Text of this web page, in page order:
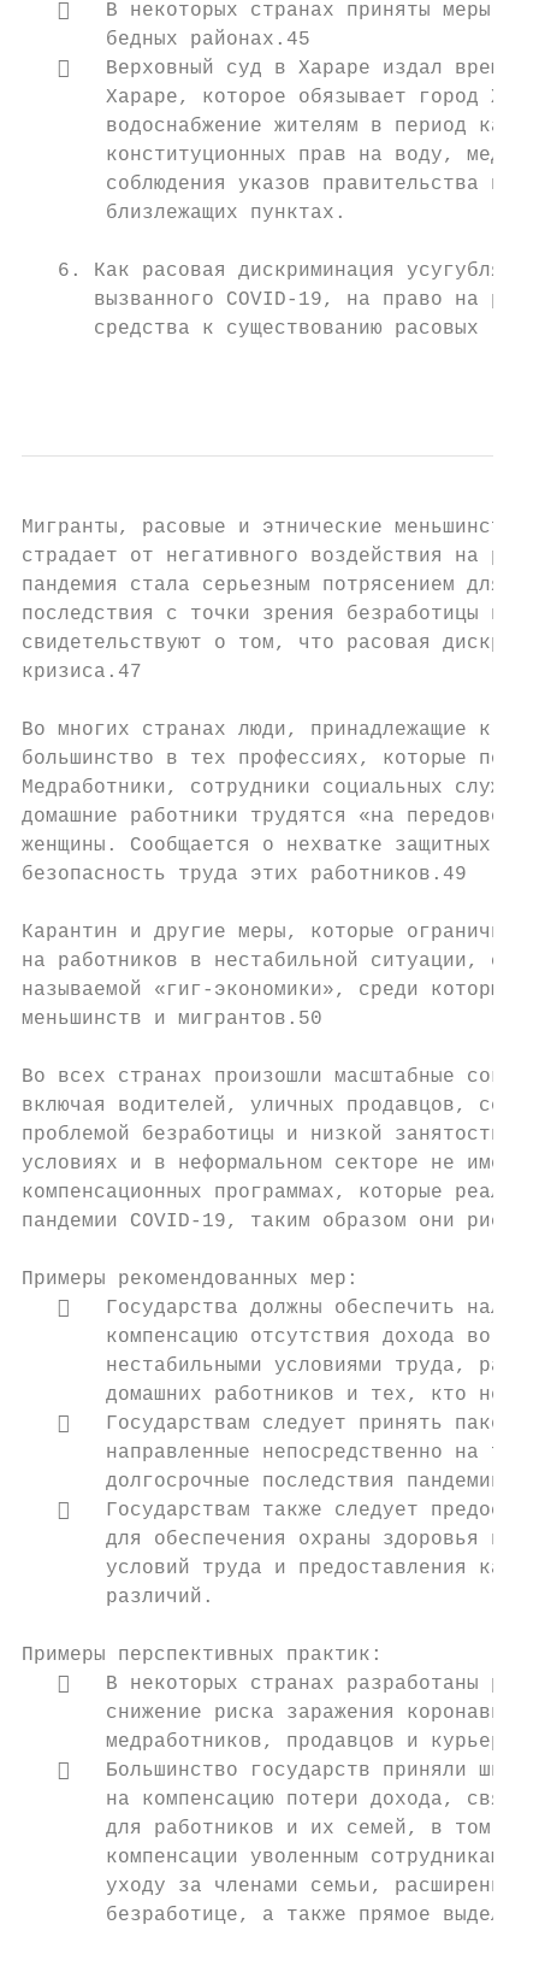
   В некоторых странах приняты меры
       бедных районах.45
   Верховный суд в Хараре издал
Хараре, которое обязывает город
водоснабжение жителям в период
конституционных прав на воду,
соблюдения указов правительства по
       близлежащих пунктах.
6. Как расовая дискриминация усугубляет
вызванного COVID-19, на право на
средства к существованию расовых
Мигранты, расовые и этнические
страдает от негативного воздействия на
пандемия стала серьезным потрясением для
последствия с точки зрения безработицы и
свидетельствуют о том, что расовая
кризиса.47
Во многих странах люди, принадлежащие к
большинство в тех профессиях, которые
Медработники, сотрудники социальных
домашние работники трудятся «на
женщины. Сообщается о нехватке защитных
безопасность труда этих работников.49
Карантин и другие меры, которые
на работников в нестабильной ситуации,
называемой «гиг-экономики», среди которых
меньшинств и мигрантов.50
Во всех странах произошли масштабные
включая водителей, уличных продавцов,
проблемой безработицы и низкой
условиях и в неформальном секторе не
компенсационных программах, которые
пандемии COVID-19, таким образом они
Примеры рекомендованных мер:
   Государства должны обеспечить
компенсацию отсутствия дохода во
нестабильными условиями труда,
домашних работников и тех, кто не
   Государствам следует принять
направленные непосредственно на
долгосрочные последствия пандемии
   Государствам также следует
для обеспечения охраны здоровья и
условий труда и предоставления
       различий.
Примеры перспективных практик:
   В некоторых странах разработаны
снижение риска заражения
медработников, продавцов и
   Большинство государств приняли
на компенсацию потери дохода,
для работников и их семей, в том
компенсации уволенным сотрудникам,
уходу за членами семьи, расширение
безработице, а также прямое